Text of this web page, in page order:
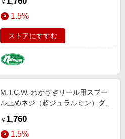
チタンブルー
￥
1.5%
ストアにすすむ
M.T.C.W. わかさぎリール用スプー
ル止めネジ（超ジュラルミン）ダイ
ブラック
￥ 1,760
1.5%